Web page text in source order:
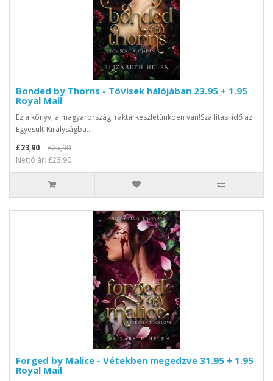
Bonded by Thorns - Tövisek hálójában 23.95 + 1.95
Royal Mail
Ez a könyv, a magyarországi raktárkészletünkben van!Szállítási idő az
Egyesült-Királyságba..
£23,90
£25,90
Nettó ár: £23,90
Forged by Malice - Vétekben megedzve 31.95 + 1.95
Royal Mail